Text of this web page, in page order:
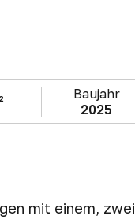
Baujahr
2025
mit einem,